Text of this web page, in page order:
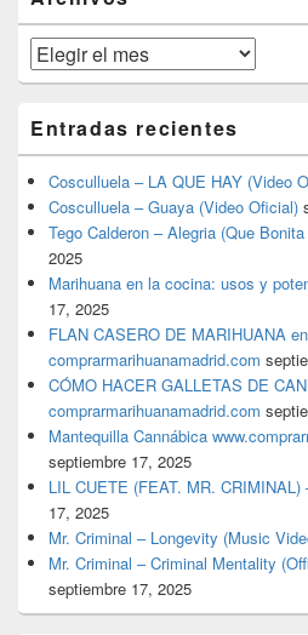
primaria
Archivos
Entradas recientes
Cosculluela – LA QUE HAY (Video
Cosculluela – Guaya (Video Oficial)
Tego Calderon – Alegria (Que
2025
Marihuana en la cocina: usos y
17, 2025
FLAN CASERO DE MARIHUANA en
comprarmarihuanamadrid.com
CÓMO HACER GALLETAS DE
comprarmarihuanamadrid.com
Mantequilla Cannábica
septiembre 17, 2025
LIL CUETE (FEAT. MR. CRIMINAL)
17, 2025
Mr. Criminal – Longevity (Music
Mr. Criminal – Criminal Mentality
septiembre 17, 2025